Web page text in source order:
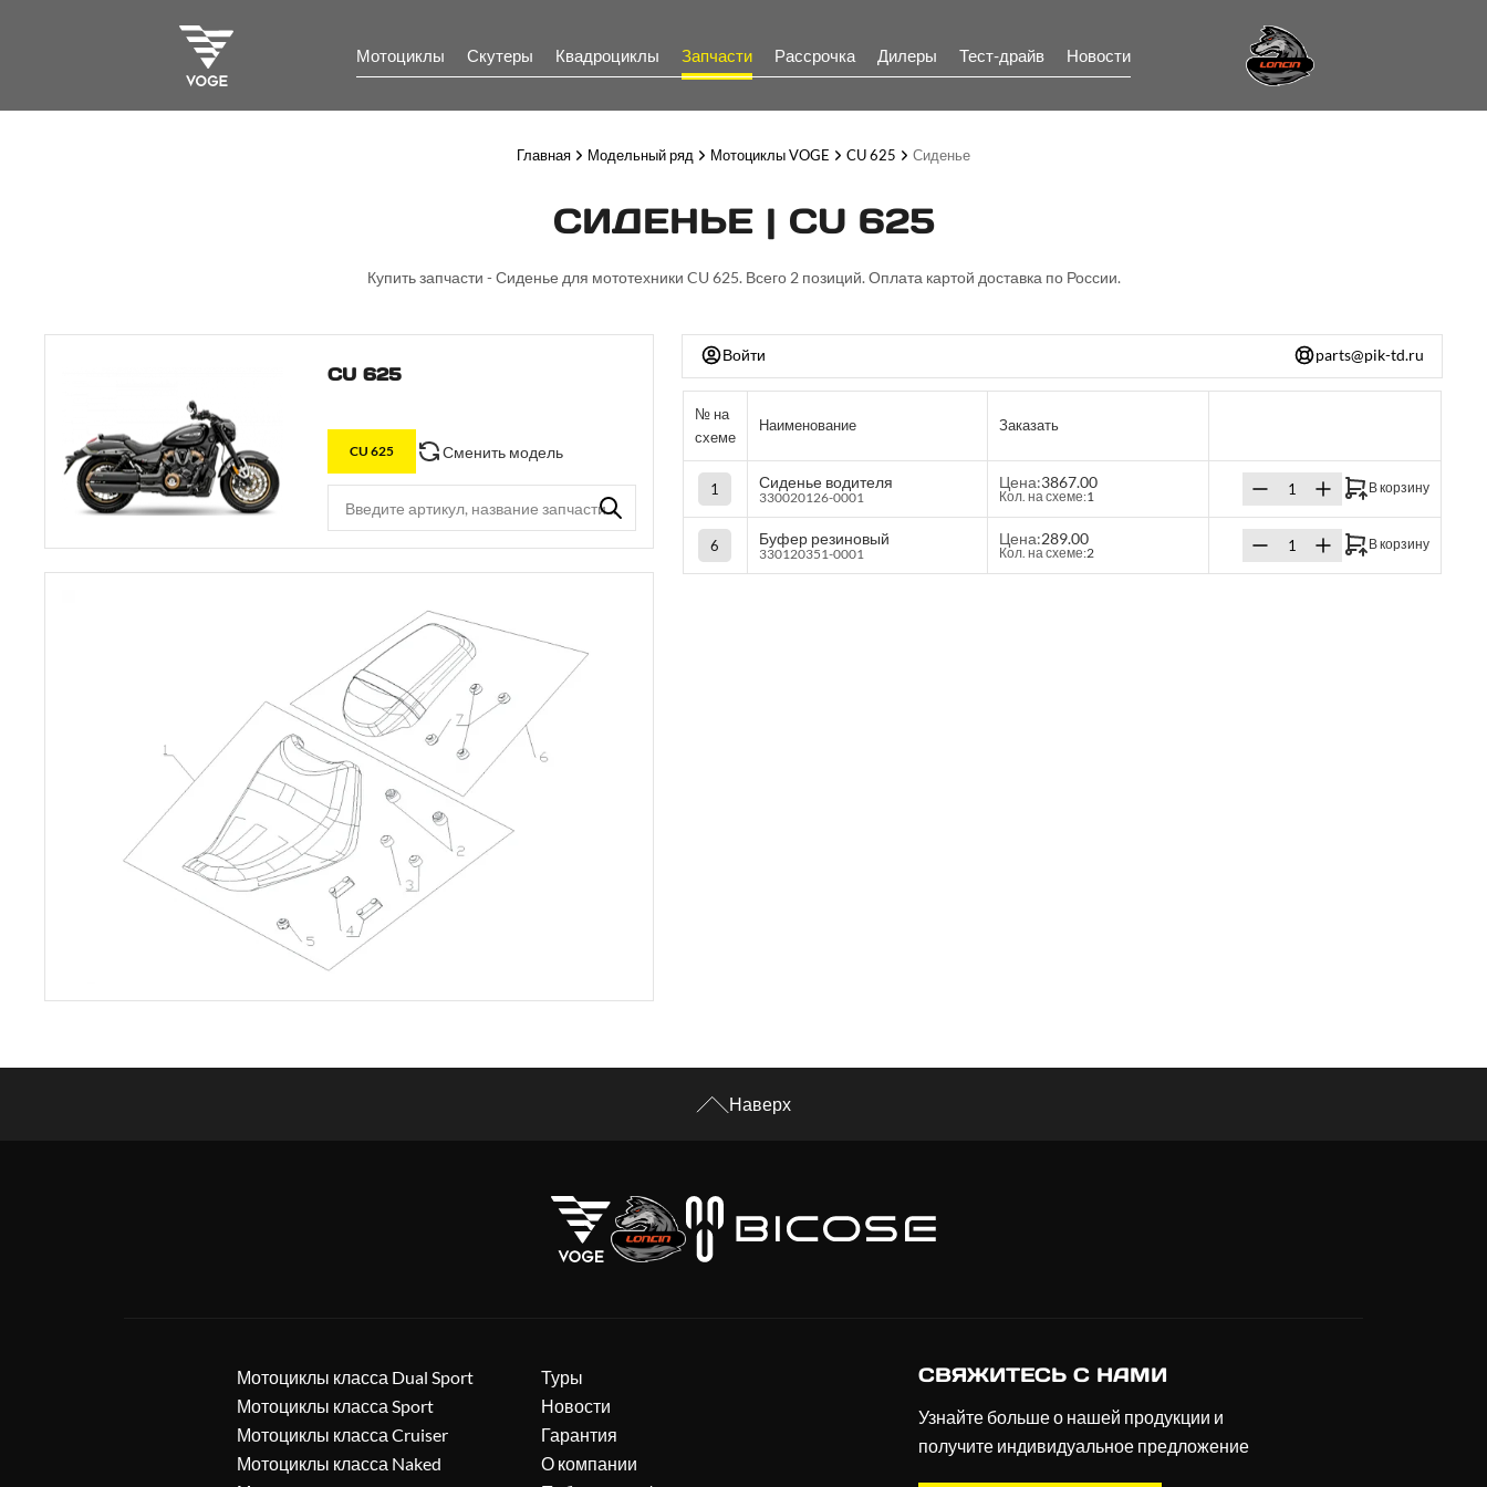
Мотоциклы Скутеры Квадроциклы Запчасти Рассрочка Дилеры Тест-драйв Новости
Главная Модельный ряд Мотоциклы VOGE CU 625 Сиденье
СИДЕНЬЕ | CU 625
Купить запчасти - Сиденье для мототехники CU 625. Всего 2 позиций. Оплата картой доставка по России.
CU 625
CU 625 Сменить модель
Войти parts@pik-td.ru
№ на
схеме
Наименование Заказать
1 Сиденье водителя
330020126-0001
Цена:3867.00
Кол. на схеме:1
В корзину
6 Буфер резиновый
330120351-0001
Цена:289.00
Кол. на схеме:2
В корзину
Наверх
Мотоциклы класса Dual Sport
Мотоциклы класса Sport
Мотоциклы класса Cruiser
Мотоциклы класса Naked
Туры
Новости
Гарантия
О компании
СВЯЖИТЕСЬ С НАМИ
Узнайте больше о нашей продукции и
получите индивидуальное предложение